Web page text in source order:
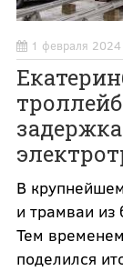
1 февраля
В
и трамваи из
Тем
поделился